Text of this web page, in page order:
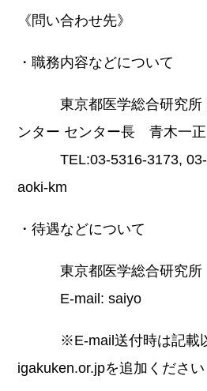
《問い合わせ先》
・職務内容などについて
東京都医学総合研究所
ンター センター長 青木一正
TEL:03-5316-3173, 03-
aoki-km
・待遇などについて
東京都医学総合研究所
E-mail: saiyo
※E-mail送付時は記載
igakuken.or.jpを追加ください